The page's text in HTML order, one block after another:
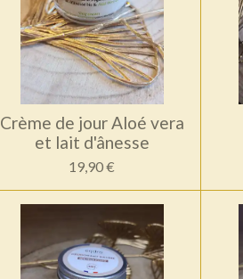
Crème de jour Aloé vera
et lait d'ânesse
19,90 €